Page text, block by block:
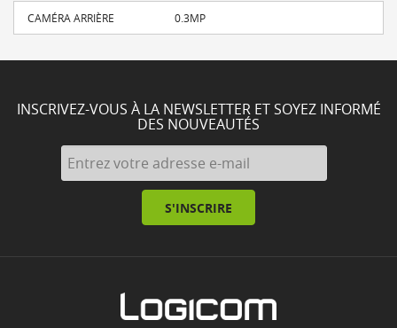
CAMÉRA ARRIÈRE 0.3MP
INSCRIVEZ-VOUS À LA NEWSLETTER ET SOYEZ INFORMÉ
DES NOUVEAUTÉS
S'INSCRIRE